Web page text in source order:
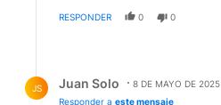
RESPONDER 0 0
JS Juan Solo
8 DE MAYO DE 2025
Responder a este mensaje